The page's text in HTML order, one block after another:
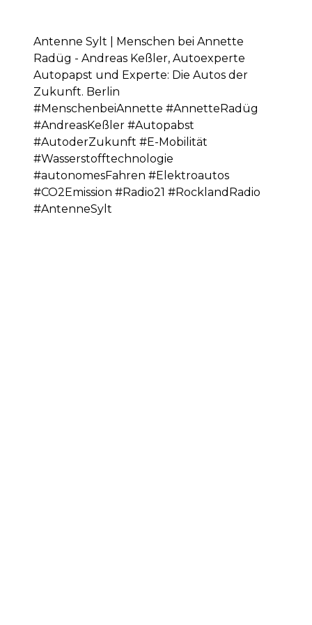
Antenne Sylt | Menschen bei Annette
Radüg - Andreas Keßler, Autoexperte
Autopapst und Experte: Die Autos der
Zukunft. Berlin
#MenschenbeiAnnette #AnnetteRadüg
#AndreasKeßler #Autopabst
#AutoderZukunft #E-Mobilität
#Wasserstofftechnologie
#autonomesFahren #Elektroautos
#CO2Emission #Radio21 #RocklandRadio
#AntenneSylt